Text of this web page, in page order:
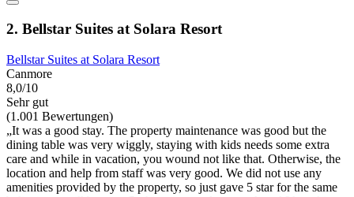
2. Bellstar Suites at Solara Resort
Bellstar Suites at Solara Resort
Canmore
8,0/10
Sehr gut
(1.001 Bewertungen)
„It was a good stay. The property maintenance was good but the
dining table was very wiggly, staying with kids needs some extra
care and while in vacation, you wound not like that. Otherwise, the
location and help from staff was very good. We did not use any
amenities provided by the property, so just gave 5 star for the same